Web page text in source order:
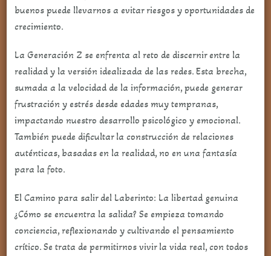
buenos puede llevarnos a evitar riesgos y oportunidades de
crecimiento.
La Generación Z se enfrenta al reto de discernir entre la
realidad y la versión idealizada de las redes. Esta brecha,
sumada a la velocidad de la información, puede generar
frustración y estrés desde edades muy tempranas,
impactando nuestro desarrollo psicológico y emocional.
También puede dificultar la construcción de relaciones
auténticas, basadas en la realidad, no en una fantasía
para la foto.
El Camino para salir del Laberinto: La libertad genuina
¿Cómo se encuentra la salida? Se empieza tomando
conciencia, reflexionando y cultivando el pensamiento
crítico. Se trata de permitirnos vivir la vida real, con todos